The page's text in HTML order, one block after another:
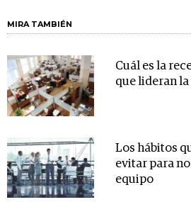
MIRA TAMBIÉN
Cuál es la
que lideran
Los hábitos
evitar para
equipo